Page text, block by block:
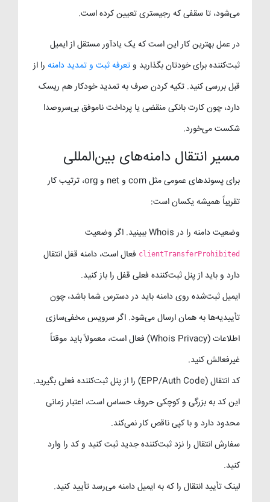
می‌شود، تا سقفی که رجیستری تعیین کرده است.
در عمل بهترین کار این است که یک یادآور مستقل از ایمیل
ثبت‌کننده برای خودتان بگذارید و تعرفه ثبت و تمدید دامنه را از
قبل بررسی کنید. تکیه کردن صرف به تمدید خودکار هم ریسک
دارد، چون کارت بانکی منقضی یا پرداخت ناموفق بی‌سروصدا
شکست می‌خورد.
مسیر انتقال دامنه‌های بین‌المللی
برای پسوندهای عمومی مثل com و net و org، ترتیب کار
تقریباً همیشه یکسان است:
وضعیت دامنه را در Whois ببینید. اگر وضعیت
clientTransferProhibited فعال است، دامنه قفل انتقال
دارد و باید از پنل ثبت‌کننده فعلی قفل را باز کنید.
ایمیل ثبت‌شده روی دامنه باید در دسترس شما باشد، چون
تأییدیه‌ها به همان ارسال می‌شود. اگر سرویس مخفی‌سازی
اطلاعات (Whois Privacy) فعال است، معمولاً باید موقتاً
غیرفعالش کنید.
کد انتقال (EPP/Auth Code) را از پنل ثبت‌کننده فعلی بگیرید.
این کد به بزرگی و کوچکی حروف حساس است، اعتبار زمانی
محدود دارد و با کپی ناقص کار نمی‌کند.
سفارش انتقال را نزد ثبت‌کننده جدید ثبت کنید و کد را وارد
کنید.
لینک تأیید انتقال را که به ایمیل دامنه می‌رسد تأیید کنید.